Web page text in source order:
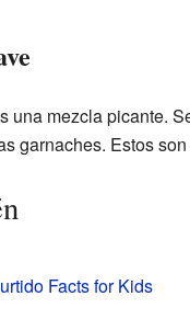
una mezcla picante.
garnaches. Estos
Facts for Kids